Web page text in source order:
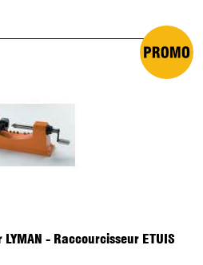
- Raccourcisseur ETUIS